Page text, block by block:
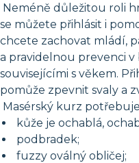
Neméně důležitou roli
se můžete přihlásit i
chcete zachovat mládí,
a pravidelnou prevenci v
souvisejícími s věkem.
pomůže zpevnit svaly a
Masérský kurz
kůže je ochablá,
podbradek;
fuzzy oválný obličej;